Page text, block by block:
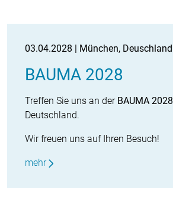
03.04.2028 | München, Deuschland
BAUMA 2028
Treffen Sie uns an der BAUMA 2028
Deutschland.
Wir freuen uns auf Ihren Besuch!
mehr